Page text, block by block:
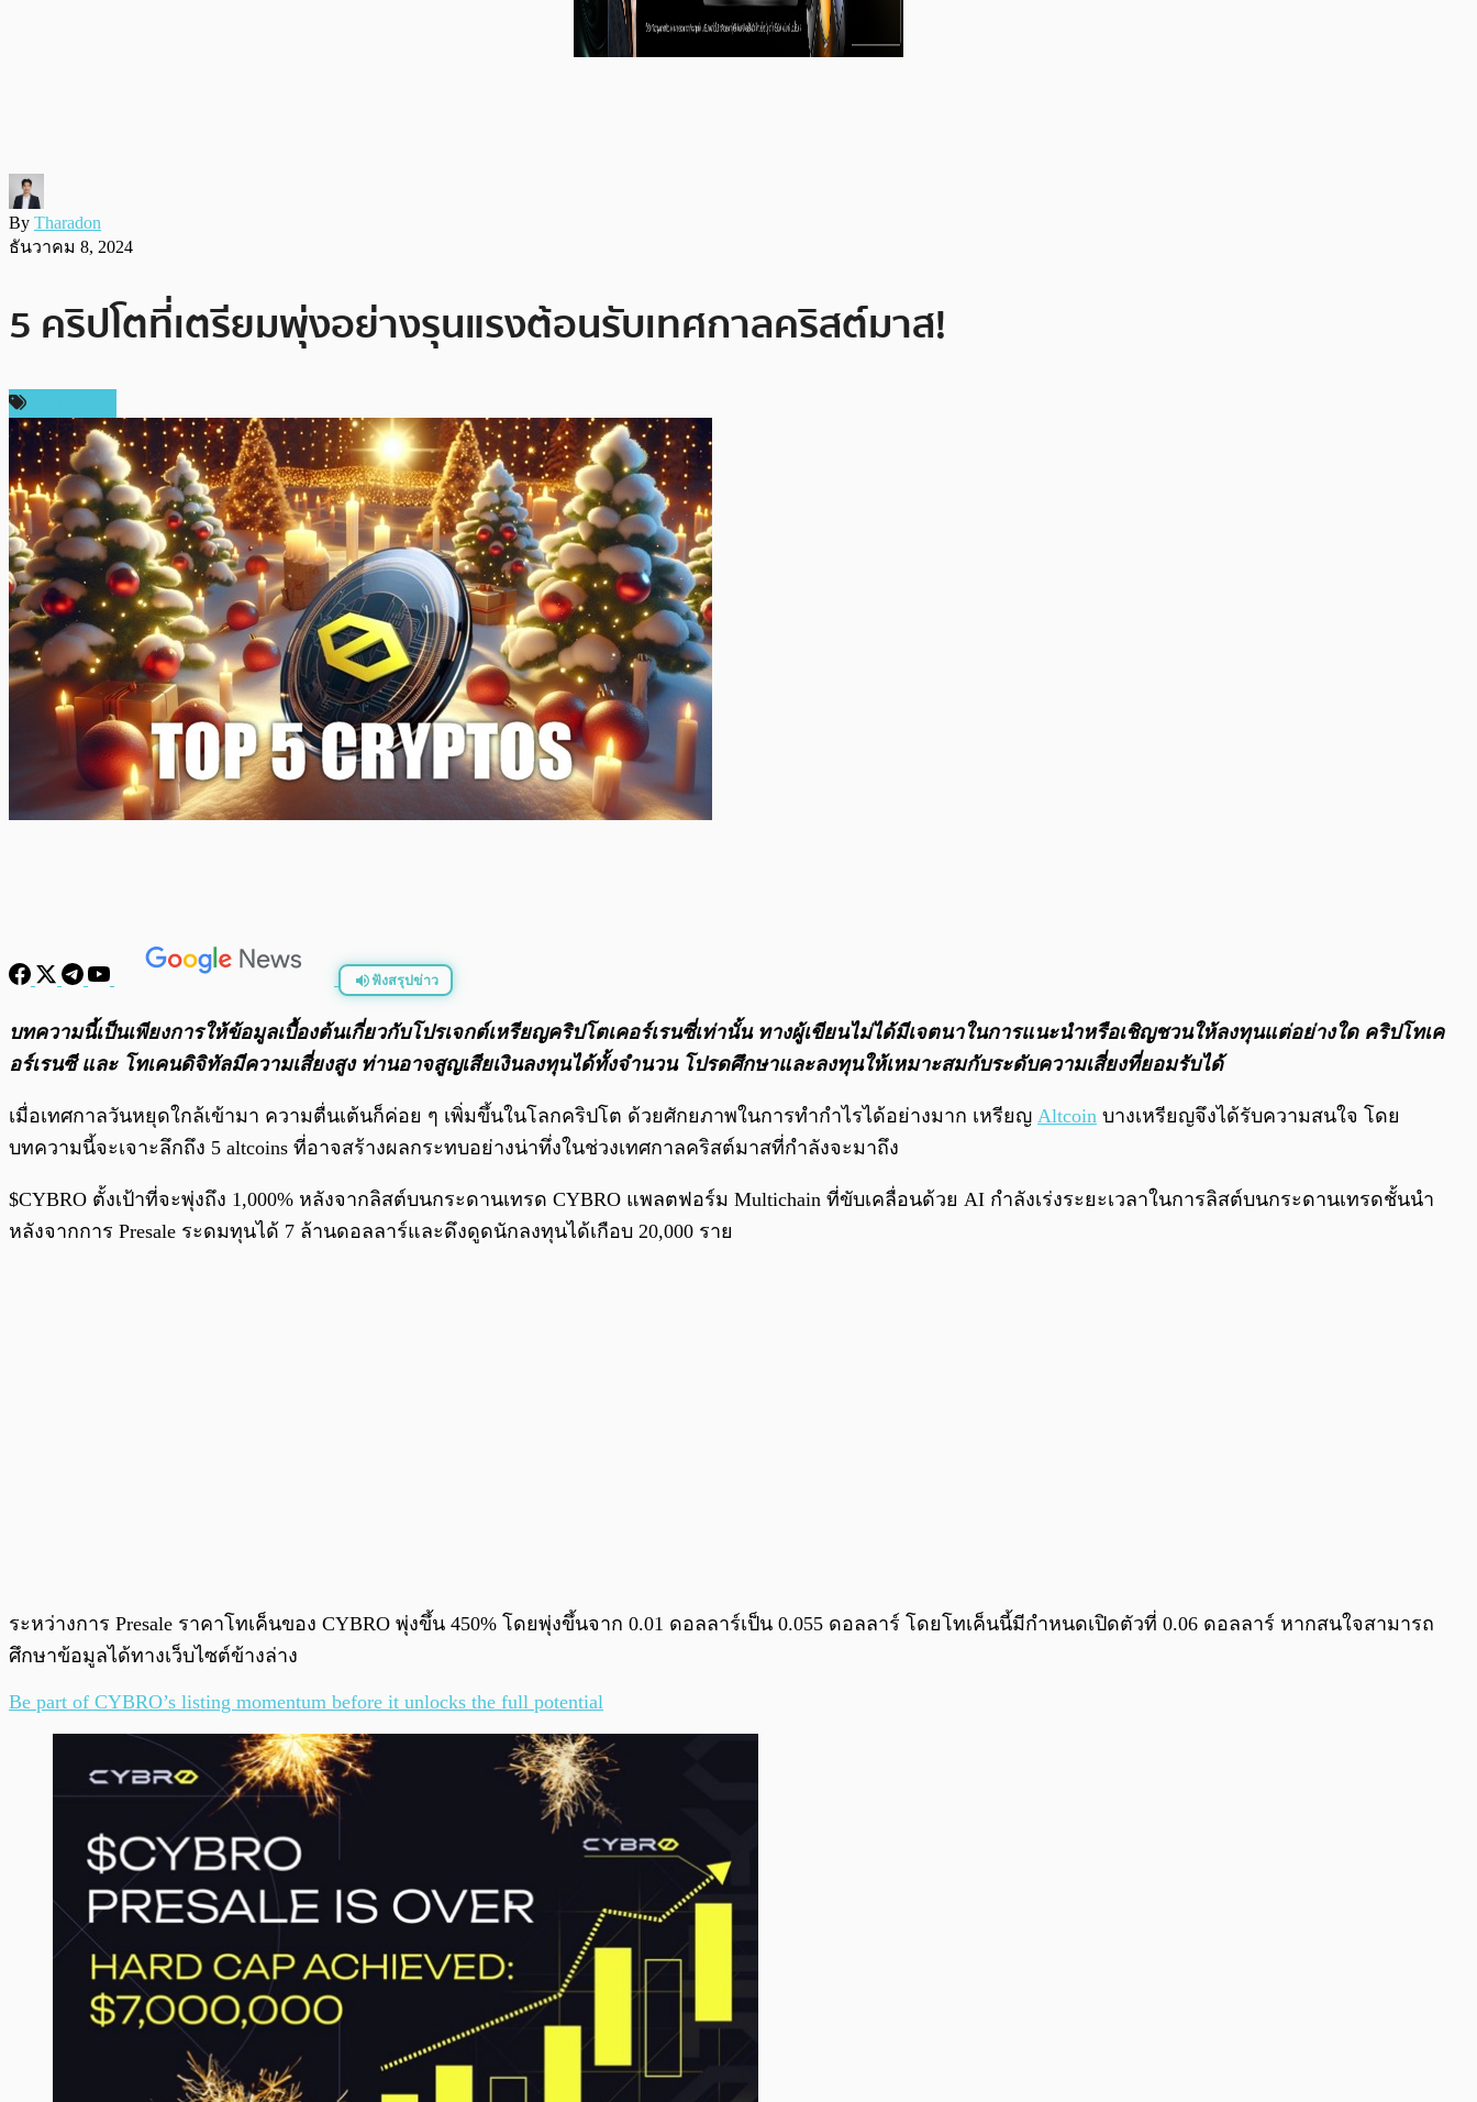
By Tharadon
ธันวาคม 8, 2024
5 คริปโตที่เตรียมพุ่งอย่างรุนแรงต้อนรับเทศกาลคริสต์มาส!
ฟังสรุปข่าว
พร้อมเล่น 0:00/ 0:00
บทความนี้เป็นเพียงการให้ข้อมูลเบื้องต้นเกี่ยวกับโปรเจกต์เหรียญคริปโตเคอร์เรนซี่เท่านั้น ทางผู้เขียนไม่ได้มีเจตนาในการแนะนำหรือเชิญชวนให้ลงทุนแต่อย่างใด คริปโทเค
อร์เรนซี และ โทเคนดิจิทัลมีความเสี่ยงสูง ท่านอาจสูญเสียเงินลงทุนได้ทั้งจํานวน โปรดศึกษาและลงทุนให้เหมาะสมกับระดับความเสี่ยงที่ยอมรับได้
เมื่อเทศกาลวันหยุดใกล้เข้ามา ความตื่นเต้นก็ค่อย ๆ เพิ่มขึ้นในโลกคริปโต ด้วยศักยภาพในการทำกำไรได้อย่างมาก เหรียญ Altcoin บางเหรียญจึงได้รับความสนใจ โดย
บทความนี้จะเจาะลึกถึง 5 altcoins ที่อาจสร้างผลกระทบอย่างน่าทึ่งในช่วงเทศกาลคริสต์มาสที่กำลังจะมาถึง
$CYBRO ตั้งเป้าที่จะพุ่งถึง 1,000% หลังจากลิสต์บนกระดานเทรด CYBRO แพลตฟอร์ม Multichain ที่ขับเคลื่อนด้วย AI กำลังเร่งระยะเวลาในการลิสต์บนกระดานเทรดชั้นนำ
หลังจากการ Presale ระดมทุนได้ 7 ล้านดอลลาร์และดึงดูดนักลงทุนได้เกือบ 20,000 ราย
ระหว่างการ Presale ราคาโทเค็นของ CYBRO พุ่งขึ้น 450% โดยพุ่งขึ้นจาก 0.01 ดอลลาร์เป็น 0.055 ดอลลาร์ โดยโทเค็นนี้มีกำหนดเปิดตัวที่ 0.06 ดอลลาร์ หากสนใจสามารถ
ศึกษาข้อมูลได้ทางเว็บไซต์ข้างล่าง
Be part of CYBRO’s listing momentum before it unlocks the full potential